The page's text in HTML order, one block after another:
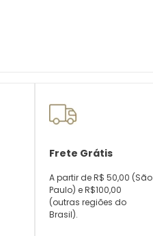
Frete Grátis
A partir de R$ 50,00 (São
Paulo) e R$100,00
(outras regiões do
Brasil).